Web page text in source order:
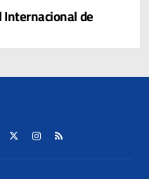
Internacional de